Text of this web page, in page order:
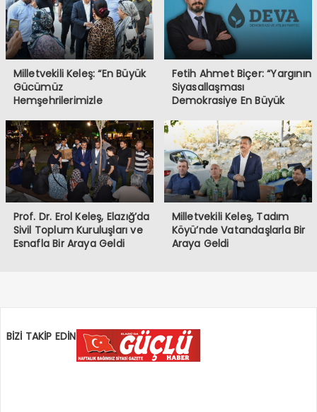
Milletvekili Keleş: “En Büyük
Gücümüz
Hemşehrilerimizle
Fetih Ahmet Biçer: “Yargının
Siyasallaşması
Demokrasiye En Büyük
Prof. Dr. Erol Keleş, Elazığ’da
Sivil Toplum Kuruluşları ve
Esnafla Bir Araya Geldi
Milletvekili Keleş, Tadım
Köyü’nde Vatandaşlarla Bir
Araya Geldi
BİZİ TAKİP EDİN